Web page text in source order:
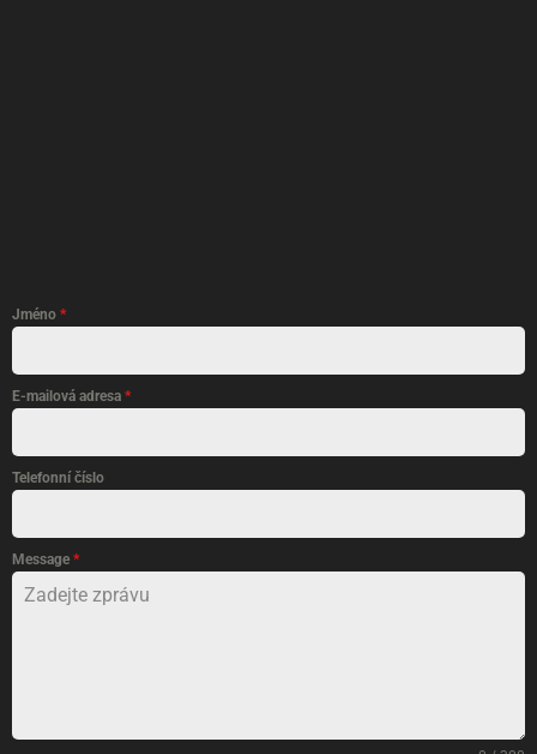
Jméno *
E-mailová adresa *
Telefonní číslo
Message *